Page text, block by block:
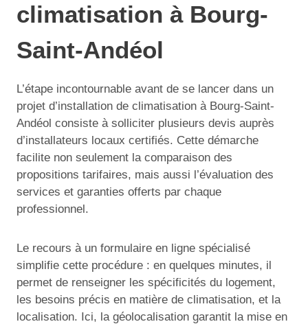
climatisation à Bourg-
Saint-Andéol
L’étape incontournable avant de se lancer dans un
projet d’installation de climatisation à Bourg-Saint-
Andéol consiste à solliciter plusieurs devis auprès
d’installateurs locaux certifiés. Cette démarche
facilite non seulement la comparaison des
propositions tarifaires, mais aussi l’évaluation des
services et garanties offerts par chaque
professionnel.
Le recours à un formulaire en ligne spécialisé
simplifie cette procédure : en quelques minutes, il
permet de renseigner les spécificités du logement,
les besoins précis en matière de climatisation, et la
localisation. Ici, la géolocalisation garantit la mise en